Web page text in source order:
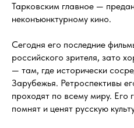
Тарковским главное —
неконъюнктурному кино.
Сегодня его последние
российского зрителя, зато
— там, где исторически
Зарубежья. Ретроспективы
проходят по всему миру. Его
помнят и ценят русскую